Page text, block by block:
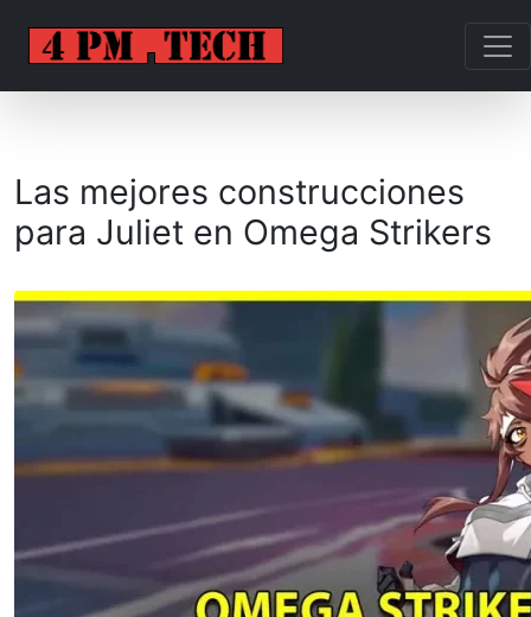
Las mejores construcciones
para Juliet en Omega Strikers